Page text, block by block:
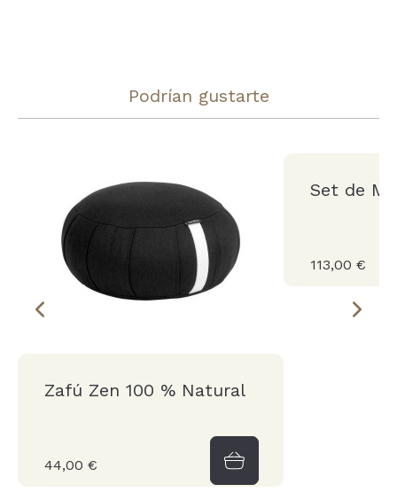
Podrían gustarte
Zafú Zen 100 % Natural
44,00 €
Set de
113,00 €